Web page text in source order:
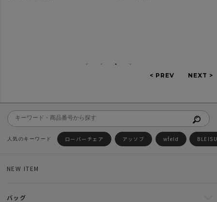
ローバーチェア アッソブ wfeld
NEW ITEM
バッグ